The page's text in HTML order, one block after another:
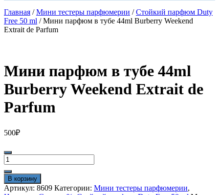
Главная /Мини тестеры парфюмерии /Стойкий парфюм Duty
Free 50 ml / Мини парфюм в тубе 44ml Burberry Weekend
Extrait de Parfum
Мини парфюм в тубе 44ml
Burberry Weekend Extrait de
Parfum
500₽
Количество
товара
Мини
парфюм
в
В корзину
Артикул: 8609 Категории: Мини тестеры парфюмерии,